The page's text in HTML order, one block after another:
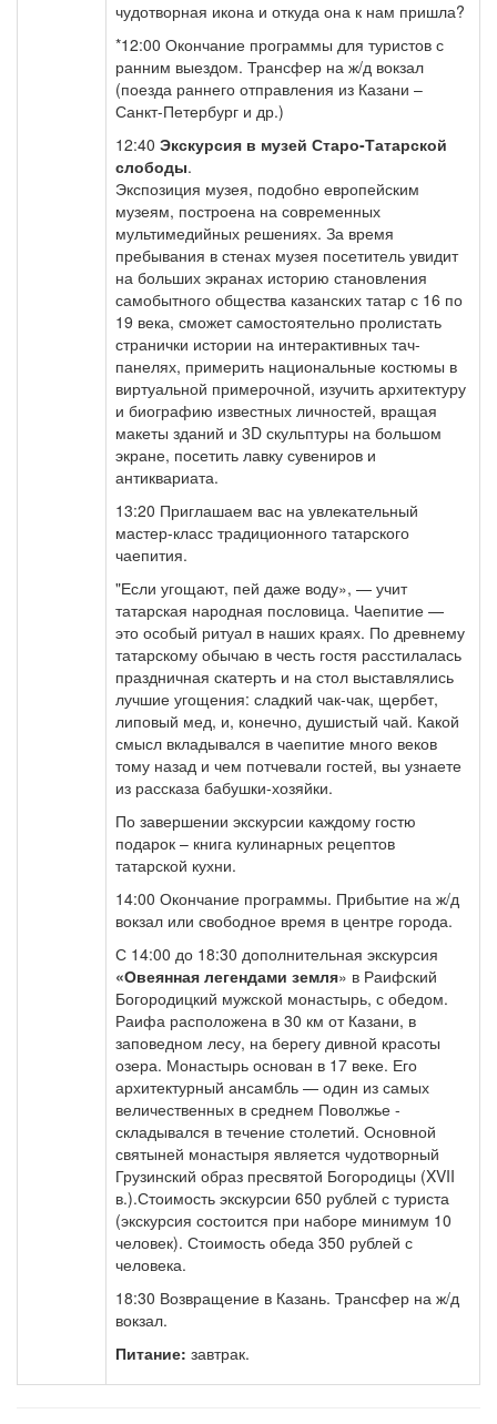
чудотворная икона и откуда она к нам пришла?
*12:00 Окончание программы для туристов с
ранним выездом. Трансфер на ж/д вокзал
(поезда раннего отправления из Казани –
Санкт-Петербург и др.)
12:40 Экскурсия в музей Старо-Татарской
слободы.
Экспозиция музея, подобно европейским
музеям, построена на современных
мультимедийных решениях. За время
пребывания в стенах музея посетитель увидит
на больших экранах историю становления
самобытного общества казанских татар с 16 по
19 века, сможет самостоятельно пролистать
странички истории на интерактивных тач-
панелях, примерить национальные костюмы в
виртуальной примерочной, изучить архитектуру
и биографию известных личностей, вращая
макеты зданий и 3D скульптуры на большом
экране, посетить лавку сувениров и
антиквариата.
13:20 Приглашаем вас на увлекательный
мастер-класс традиционного татарского
чаепития.
"Если угощают, пей даже воду», — учит
татарская народная пословица. Чаепитие —
это особый ритуал в наших краях. По древнему
татарскому обычаю в честь гостя расстилалась
праздничная скатерть и на стол выставлялись
лучшие угощения: сладкий чак-чак, щербет,
липовый мед, и, конечно, душистый чай. Какой
смысл вкладывался в чаепитие много веков
тому назад и чем потчевали гостей, вы узнаете
из рассказа бабушки-хозяйки.
По завершении экскурсии каждому гостю
подарок – книга кулинарных рецептов
татарской кухни.
14:00 Окончание программы. Прибытие на ж/д
вокзал или свободное время в центре города.
С 14:00 до 18:30 дополнительная экскурсия
«Овеянная легендами земля» в Раифский
Богородицкий мужской монастырь, с обедом.
Раифа расположена в 30 км от Казани, в
заповедном лесу, на берегу дивной красоты
озера. Монастырь основан в 17 веке. Его
архитектурный ансамбль — один из самых
величественных в среднем Поволжье -
складывался в течение столетий. Основной
святыней монастыря является чудотворный
Грузинский образ пресвятой Богородицы (XVII
в.).Стоимость экскурсии 650 рублей с туриста
(экскурсия состоится при наборе минимум 10
человек). Стоимость обеда 350 рублей с
человека.
18:30 Возвращение в Казань. Трансфер на ж/д
вокзал.
Питание: завтрак.